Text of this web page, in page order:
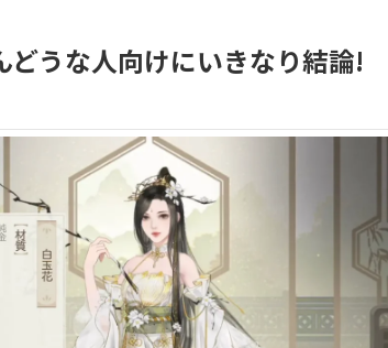
どうな人向けにいきなり結論!